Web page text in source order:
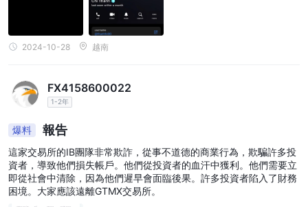
2024-10-28 越南
FX4158600022
1-2年
爆料 報告
這家交易所的IB團隊非常欺詐，從事不道德的商業行為，欺騙許多投
資者，導致他們損失帳戶。他們從投資者的血汗中獲利。他們需要立
即從社會中清除，因為他們遲早會面臨後果。許多投資者陷入了財務
困境。大家應該遠離GTMX交易所。